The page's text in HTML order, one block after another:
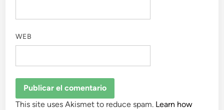
WEB
This site uses Akismet to reduce spam. Learn how